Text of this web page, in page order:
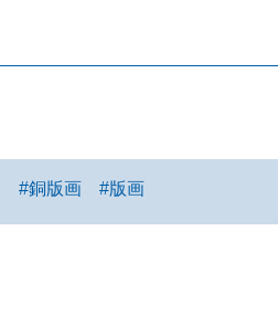
#銅版画 #版画